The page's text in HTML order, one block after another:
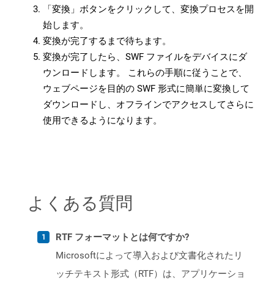
「変換」ボタンをクリックして、変換プロセスを開
始します。
変換が完了するまで待ちます。
変換が完了したら、SWF ファイルをデバイスにダ
ウンロードします。 これらの手順に従うことで、
ウェブページを目的の SWF 形式に簡単に変換して
ダウンロードし、オフラインでアクセスしてさらに
使用できるようになります。
よくある質問
RTF フォーマットとは何ですか?
Microsoftによって導入および文書化されたリ
ッチテキスト形式（RTF）は、アプリケーショ